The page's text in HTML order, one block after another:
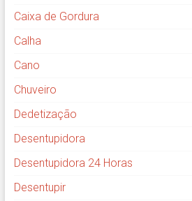
Caixa de Gordura
Calha
Cano
Chuveiro
Dedetização
Desentupidora
Desentupidora 24 Horas
Desentupir